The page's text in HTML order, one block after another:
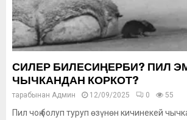
СИЛЕР БИЛЕСИҢЕРБИ? ПИЛ
ЧЫЧКАНДАН КОРКОТ?
тарабынан Админ 12/09/2025 0 55
Пил чоң болуп туруп өзүнөн кичинекей